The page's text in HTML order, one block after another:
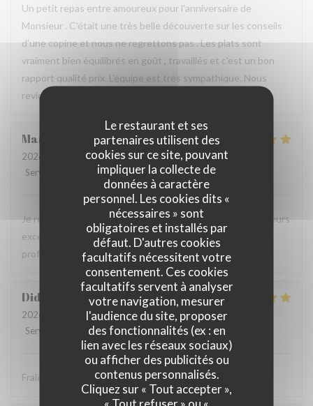
Le restaurant et ses
partenaires utilisent des
cookies sur ce site, pouvant
impliquer la collecte de
données à caractère
personnel. Les cookies dits «
nécessaires » sont
obligatoires et installés par
défaut. D'autres cookies
facultatifs nécessitent votre
consentement. Ces cookies
facultatifs servent à analyser
votre navigation, mesurer
l'audience du site, proposer
des fonctionnalités (ex : en
lien avec les réseaux sociaux)
ou afficher des publicités ou
contenus personnalisés.
Cliquez sur « Tout accepter »,
« Tout refuser » ou «
Un petit repas entre amoureux pour l'anniversaire de
Monsieur . C'était une très belle découverte sur les conseils
d'une copine et nous ne regrettons pas . Les plats sont
vraiment bien équilibrés en goût , travaillés et c'est un bon
rapport qualité prix. L'équipe est très sympathique. Nous
reviendrons c'est certain .
Martine
2026-08-01
- 20:45 - Couverts 4
Service
Ambiance:5/5 Cuisine: 5/5 Qualité / Prix
Je recommande ce restaurant, la qualité des plats, les saveurs
exceptionnelles sans compter la gentillesse et
professionnalisme du personnel.
Didier
2026-08-01
- 12:30 - Couverts 4
Service
Ambiance:5/5 Cuisine: 5/5 Qualité / Prix
Fraîcheur des produits